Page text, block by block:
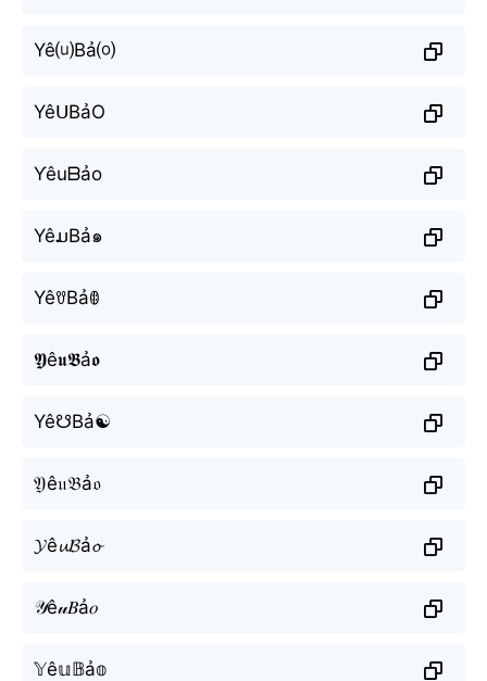
Yê⒰Bả⒪
YêᑌBảO
Ƴêuᗷảo
YêມBả๑
YêꀎBảꂦ
𝖄ê𝖚𝕭ả𝖔
Yê☋Bả☯
𝔜ê𝔲𝔅ả𝔬
𝓨ê𝓾𝓑ả𝓸
𝒴ê𝓊𝐵ả𝑜
𝕐ê𝕦𝔹ả𝕠